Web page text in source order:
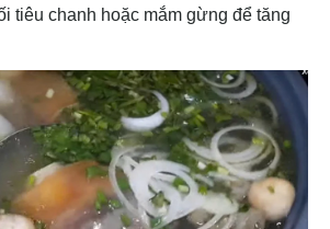
tiêu chanh hoặc mắm gừng để tăng